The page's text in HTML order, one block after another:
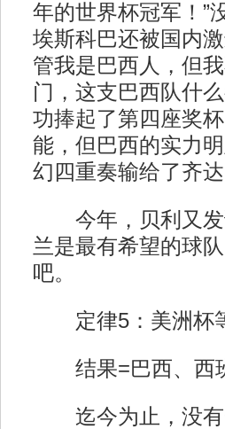
年的世界杯冠军！”
埃斯科巴还被国内
管我是巴西人，但
门，这支巴西队什
功捧起了第四座奖
能，但巴西的实力
幻四重奏输给了齐达
今年，贝利又发
兰是最有希望的球
吧。
定律5：美洲杯
结果=巴西、西班
迄今为止，没有